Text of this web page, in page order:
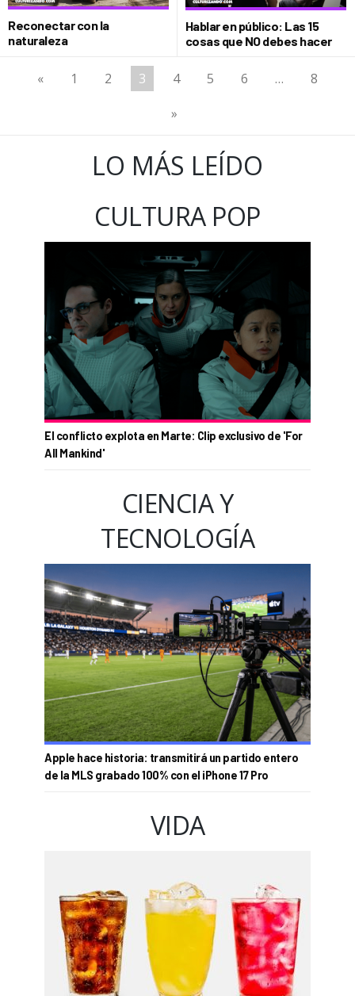
Reconectar con la
naturaleza
Hablar en público: Las 15
cosas que NO debes hacer
« 1 2 3 4 5 6 …
8
»
LO MÁS LEÍDO
CULTURA POP
El conflicto explota en Marte: Clip exclusivo de 'For
All Mankind'
CIENCIA Y
TECNOLOGÍA
Apple hace historia: transmitirá un partido entero
de la MLS grabado 100% con el iPhone 17 Pro
VIDA